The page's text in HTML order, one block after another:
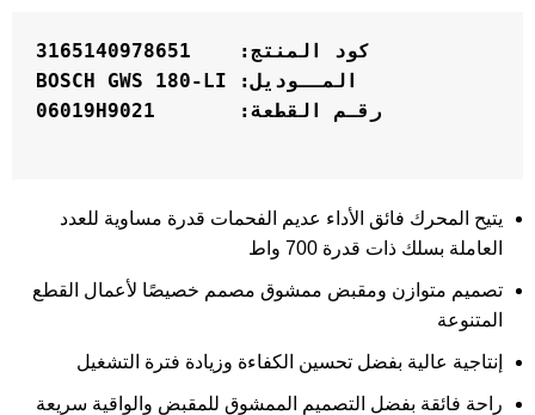
كود المنتج:    3165140978651
المــوديل: BOSCH GWS 180-LI
رقـم القطعة:       06019H9021
يتيح المحرك فائق الأداء عديم الفحمات قدرة مساوية للعدد
العاملة بسلك ذات قدرة 700 واط
تصميم متوازن ومقبض ممشوق مصمم خصيصًا لأعمال القطع
المتنوعة
إنتاجية عالية بفضل تحسين الكفاءة وزيادة فترة التشغيل
راحة فائقة بفضل التصميم الممشوق للمقبض والواقية سريعة